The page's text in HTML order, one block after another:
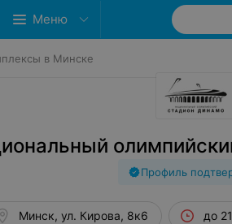
Меню
в Минске
Профиль
Минск, ул. Кирова, 8к6 до